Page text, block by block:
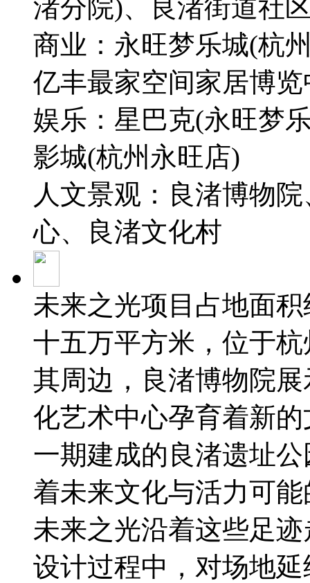
渚分院)、良渚街道社
商业：永旺梦乐城(杭
亿丰最家空间家居博
娱乐：星巴克(永旺梦
影城(杭州永旺店)
人文景观：良渚博物
心、良渚文化村
未来之光项目占地面
十五万平方米，位于
其周边，良渚博物院
化艺术中心孕育着新
一期建成的良渚遗址
着未来文化与活力可
未来之光沿着这些足
设计过程中，对场地